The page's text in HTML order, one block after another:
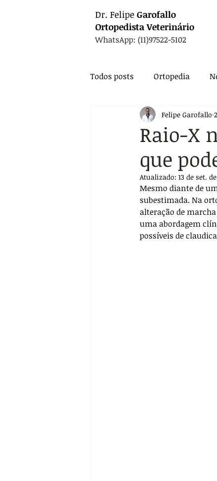
Dr. Felipe Garofallo
Ortopedista Veterinário
WhatsApp: (11)97522-5102
Todos posts Ortopedia
Animais Exóticos
Endocrinologia
Exames
Pré-operatório
Raio-X
que
Felipe Garofallo
Atualizado: 13 de set.
Mesmo diante de
subestimada. Na
alteração de
uma abordagem
possíveis de